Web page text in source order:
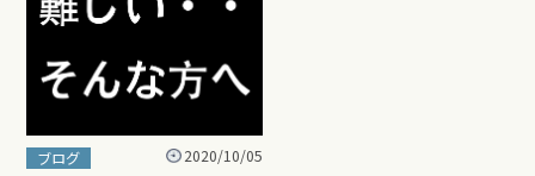
ブログ 2020/10/05